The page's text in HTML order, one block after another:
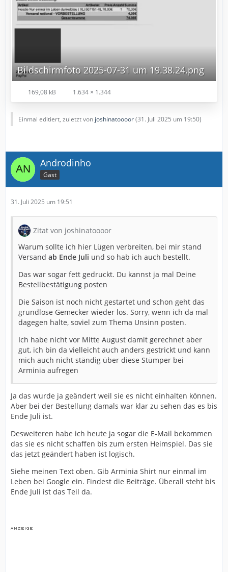
Bildschirmfoto 2025-07-31 um 19.38.24.png
169,08 kB 1.634 × 1.344
Einmal editiert, zuletzt von joshinatoooor(31. Juli 2025 um 19:50)
Androdinho
Gast
31. Juli 2025 um 19:51
Zitat von joshinatoooor
Warum sollte ich hier Lügen verbreiten, bei mir stand
Versand ab Ende Juli und so hab ich auch bestellt.
Das war sogar fett gedruckt. Du kannst ja mal Deine
Bestellbestätigung posten
Die Saison ist noch nicht gestartet und schon geht das
grundlose Gemecker wieder los. Sorry, wenn ich da mal
dagegen halte, soviel zum Thema Unsinn posten.
Ich habe nicht vor Mitte August damit gerechnet aber
gut, ich bin da vielleicht auch anders gestrickt und kann
mich auch nicht ständig über diese Stümper bei
Arminia aufregen
Ja das wurde ja geändert weil sie es nicht einhalten können.
Aber bei der Bestellung damals war klar zu sehen das es bis
Ende Juli ist.
Desweiteren habe ich heute ja sogar die E-Mail bekommen
das sie es nicht schaffen bis zum ersten Heimspiel. Das sie
das jetzt geändert haben ist logisch.
Siehe meinen Text oben. Gib Arminia Shirt nur einmal im
Leben bei Google ein. Findest die Beiträge. Überall steht bis
Ende Juli ist das Teil da.